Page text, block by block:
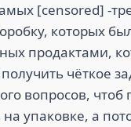
[censored] -
которых
продактами,
чёткое
вопросов, чтоб
на упаковке, а